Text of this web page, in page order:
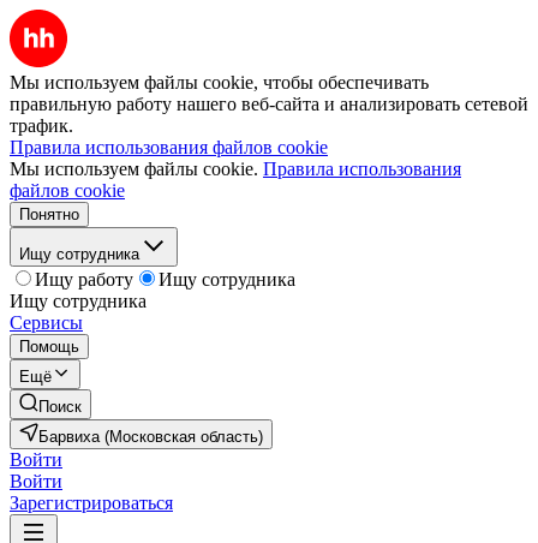
Мы используем файлы cookie, чтобы обеспечивать
правильную работу нашего веб-сайта и анализировать сетевой
трафик.
Правила использования файлов cookie
Мы используем файлы cookie. Правила использования
файлов cookie
Понятно
Ищу сотрудника
Ищу работу
Ищу сотрудника
Ищу сотрудника
Сервисы
Помощь
Ещё
Поиск
Барвиха (Московская область)
Войти
Войти
Зарегистрироваться